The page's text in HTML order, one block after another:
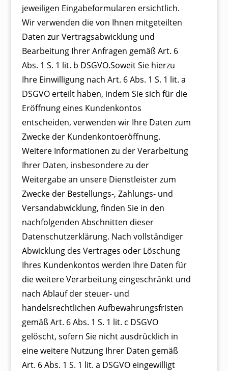
jeweiligen Eingabeformularen ersichtlich.
Wir verwenden die von Ihnen mitgeteilten
Daten zur Vertragsabwicklung und
Bearbeitung Ihrer Anfragen gemäß Art. 6
Abs. 1 S. 1 lit. b DSGVO.Soweit Sie hierzu
Ihre Einwilligung nach Art. 6 Abs. 1 S. 1 lit. a
DSGVO erteilt haben, indem Sie sich für die
Eröffnung eines Kundenkontos
entscheiden, verwenden wir Ihre Daten zum
Zwecke der Kundenkontoeröffnung.
Weitere Informationen zu der Verarbeitung
Ihrer Daten, insbesondere zu der
Weitergabe an unsere Dienstleister zum
Zwecke der Bestellungs-, Zahlungs- und
Versandabwicklung, finden Sie in den
nachfolgenden Abschnitten dieser
Datenschutzerklärung. Nach vollständiger
Abwicklung des Vertrages oder Löschung
Ihres Kundenkontos werden Ihre Daten für
die weitere Verarbeitung eingeschränkt und
nach Ablauf der steuer- und
handelsrechtlichen Aufbewahrungsfristen
gemäß Art. 6 Abs. 1 S. 1 lit. c DSGVO
gelöscht, sofern Sie nicht ausdrücklich in
eine weitere Nutzung Ihrer Daten gemäß
Art. 6 Abs. 1 S. 1 lit. a DSGVO eingewilligt